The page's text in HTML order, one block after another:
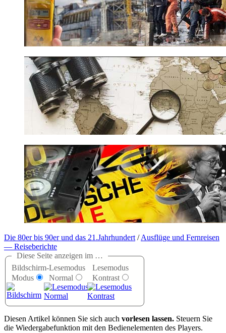
Die 80er bis 90er und das 21.Jahrhundert/Ausflüge und Fernreisen
— Reiseberichte
Diese Seite anzeigen im …
Bildschirm-
Modus
Lesemodus
Normal
Lesemodus
Kontrast
Diesen Artikel können Sie sich auch vorlesen lassen. Steuern Sie
die Wiedergabefunktion mit den Bedienelementen des Players.